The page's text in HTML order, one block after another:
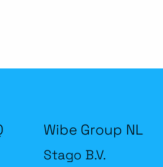
Wibe Group NL
Stago B.V.